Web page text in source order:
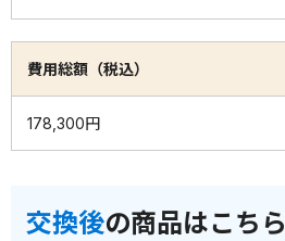
費用総額（税込）
178,300円
交換後の商品はこちら